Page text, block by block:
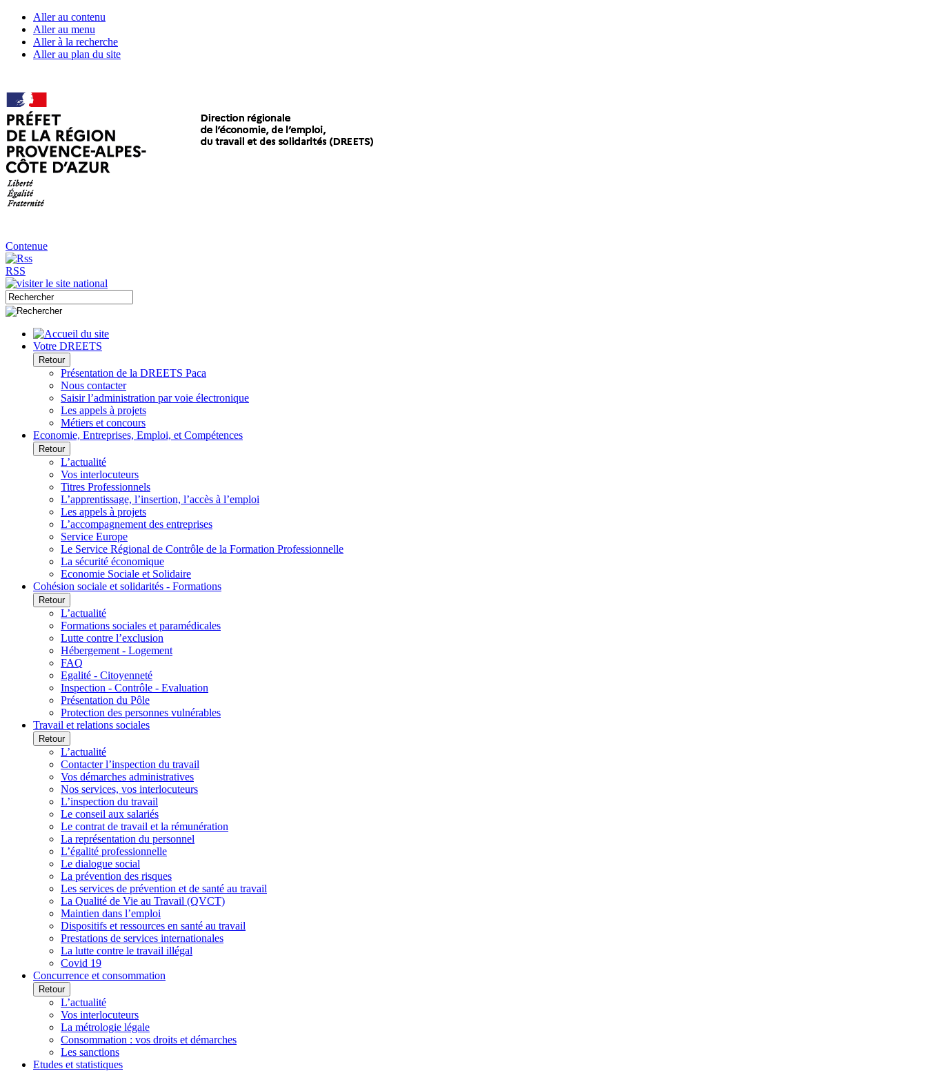
Aller au contenu
Aller au menu
Aller à la recherche
Aller au plan du site
Contenue
RSS
Votre DREETS
Retour
Présentation de la DREETS Paca
Nous contacter
Saisir l’administration par voie électronique
Les appels à projets
Métiers et concours
Economie, Entreprises, Emploi, et Compétences
Retour
L’actualité
Vos interlocuteurs
Titres Professionnels
L’apprentissage, l’insertion, l’accès à l’emploi
Les appels à projets
L’accompagnement des entreprises
Service Europe
Le Service Régional de Contrôle de la Formation Professionnelle
La sécurité économique
Economie Sociale et Solidaire
Cohésion sociale et solidarités - Formations
Retour
L’actualité
Formations sociales et paramédicales
Lutte contre l’exclusion
Hébergement - Logement
FAQ
Egalité - Citoyenneté
Inspection - Contrôle - Evaluation
Présentation du Pôle
Protection des personnes vulnérables
Travail et relations sociales
Retour
L’actualité
Contacter l’inspection du travail
Vos démarches administratives
Nos services, vos interlocuteurs
L’inspection du travail
Le conseil aux salariés
Le contrat de travail et la rémunération
La représentation du personnel
L’égalité professionnelle
Le dialogue social
La prévention des risques
Les services de prévention et de santé au travail
La Qualité de Vie au Travail (QVCT)
Maintien dans l’emploi
Dispositifs et ressources en santé au travail
Prestations de services internationales
La lutte contre le travail illégal
Covid 19
Concurrence et consommation
Retour
L’actualité
Vos interlocuteurs
La métrologie légale
Consommation : vos droits et démarches
Les sanctions
Etudes et statistiques